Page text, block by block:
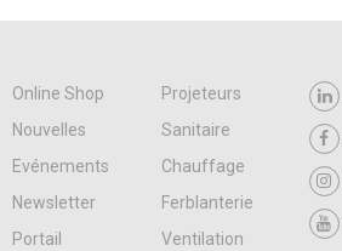
Online Shop
Projeteurs
Nouvelles
Sanitaire
Evénements
Chauffage
Newsletter
Ferblanterie
Portail
Ventilation